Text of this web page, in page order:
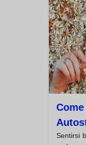
Sentirsi